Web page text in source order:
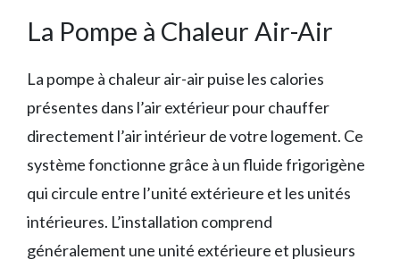
La Pompe à Chaleur Air-Air
La pompe à chaleur air-air puise les calories
présentes dans l’air extérieur pour chauffer
directement l’air intérieur de votre logement. Ce
système fonctionne grâce à un fluide frigorigène
qui circule entre l’unité extérieure et les unités
intérieures. L’installation comprend
généralement une unité extérieure et plusieurs